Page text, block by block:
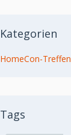
Kategorien
HomeCon-Treffen
Tags